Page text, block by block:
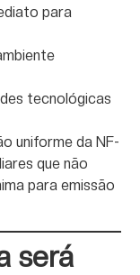
para
tecnológicas
uniforme da NF-
que não
para emissão
será